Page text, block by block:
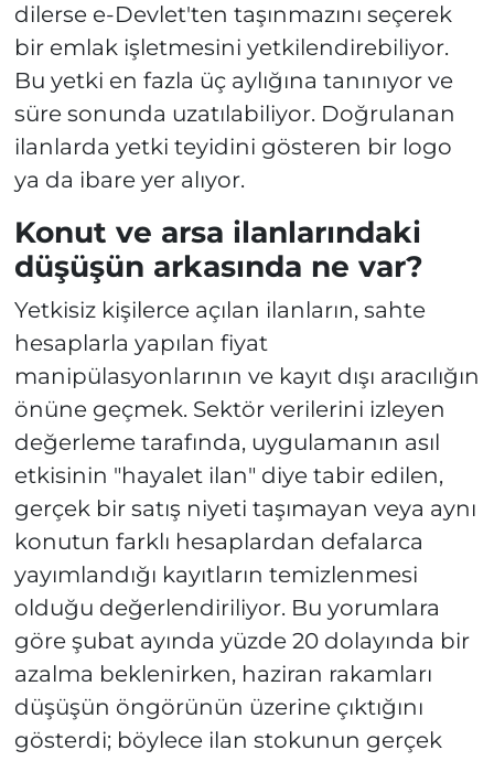
dilerse e-Devlet'ten taşınmazını seçerek
bir emlak işletmesini yetkilendirebiliyor.
Bu yetki en fazla üç aylığına tanınıyor ve
süre sonunda uzatılabiliyor. Doğrulanan
ilanlarda yetki teyidini gösteren bir logo
ya da ibare yer alıyor.
Konut ve arsa ilanlarındaki
düşüşün arkasında ne var?
Yetkisiz kişilerce açılan ilanların, sahte
hesaplarla yapılan fiyat
manipülasyonlarının ve kayıt dışı aracılığın
önüne geçmek. Sektör verilerini izleyen
değerleme tarafında, uygulamanın asıl
etkisinin "hayalet ilan" diye tabir edilen,
gerçek bir satış niyeti taşımayan veya aynı
konutun farklı hesaplardan defalarca
yayımlandığı kayıtların temizlenmesi
olduğu değerlendiriliyor. Bu yorumlara
göre şubat ayında yüzde 20 dolayında bir
azalma beklenirken, haziran rakamları
düşüşün öngörünün üzerine çıktığını
gösterdi; böylece ilan stokunun gerçek